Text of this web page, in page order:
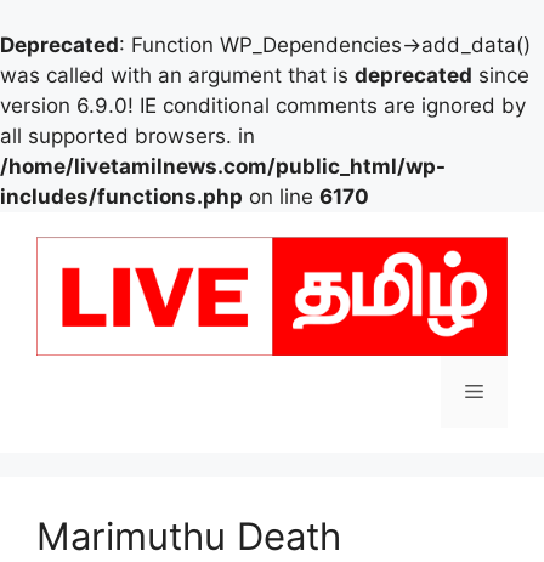
Deprecated: Function WP_Dependencies->add_data()
was called with an argument that is deprecated since
version 6.9.0! IE conditional comments are ignored by
all supported browsers. in
/home/livetamilnews.com/public_html/wp-
includes/functions.php on line 6170
Menu
Marimuthu Death